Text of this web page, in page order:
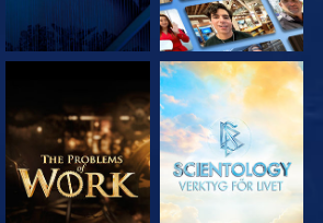
UTFORSKA
SERIEN
UTFORSKA
SERIEN